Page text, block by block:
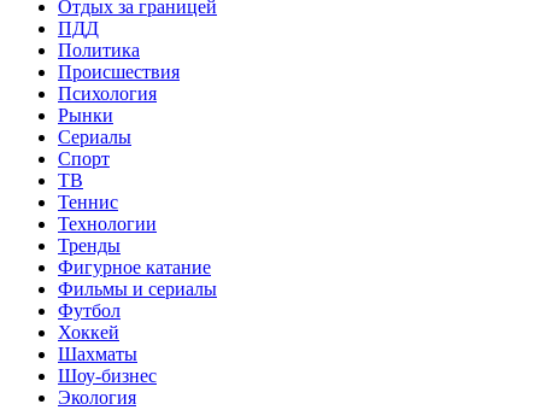
Отдых за границей
ПДД
Политика
Происшествия
Психология
Рынки
Сериалы
Спорт
ТВ
Теннис
Технологии
Тренды
Фигурное катание
Фильмы и сериалы
Футбол
Хоккей
Шахматы
Шоу-бизнес
Экология